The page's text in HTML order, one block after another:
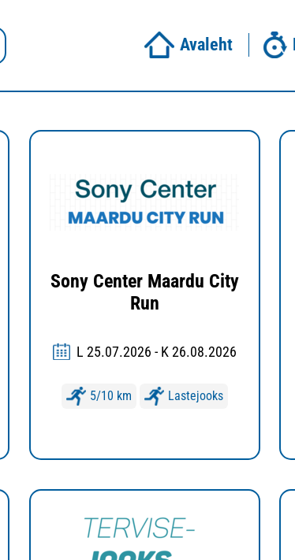
Avaleht
Sony Center Maardu City
Run
L 25.07.2026 - K 26.08.2026
5/10 km Lastejooks